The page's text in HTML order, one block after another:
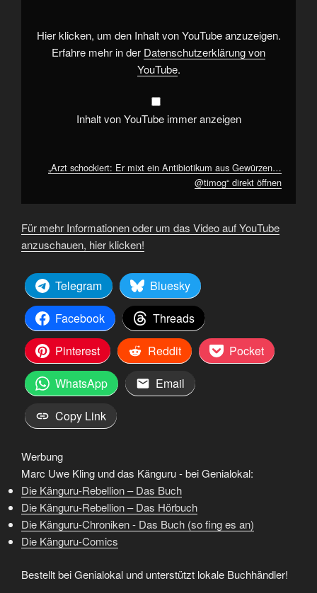
Gewürzen…
@timog“
YouTube
Hier klicken, um den Inhalt von YouTube anzuzeigen.
Erfahre mehr in der Datenschutzerklärung von
YouTube.
Inhalt von YouTube immer anzeigen
„Arzt schockiert: Er mixt ein Antibiotikum aus Gewürzen…
@timog“ direkt öffnen
Für mehr Informationen oder um das Video auf YouTube
anzuschauen, hier klicken!
Telegram
Bluesky
Facebook
Threads
Pinterest
Reddit
Pocket
WhatsApp
Email
Copy Link
Werbung
Marc Uwe Kling und das Känguru - bei Genialokal:
Die Känguru-Rebellion – Das Buch
Die Känguru-Rebellion – Das Hörbuch
Die Känguru-Chroniken - Das Buch (so fing es an)
Die Känguru-Comics
Bestellt bei Genialokal und unterstützt lokale Buchhändler!